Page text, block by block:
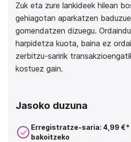
Zuk eta zure lankideek hilean
gehiagotan aparkatzen
gomendatzen dizuegu.
harpidetza kuota, baina ez
zerbitzu-saririk
kostuez gain.
Jasoko duzuna
Erregistratze-saria: 4,99
bakoitzeko